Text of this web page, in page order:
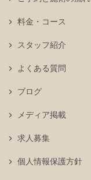
料金・コース
スタッフ紹介
よくある質問
ブログ
メディア掲載
求人募集
個人情報保護方針